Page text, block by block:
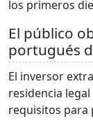
los primeros
El público
portugués
El inversor
residencia
requisitos para